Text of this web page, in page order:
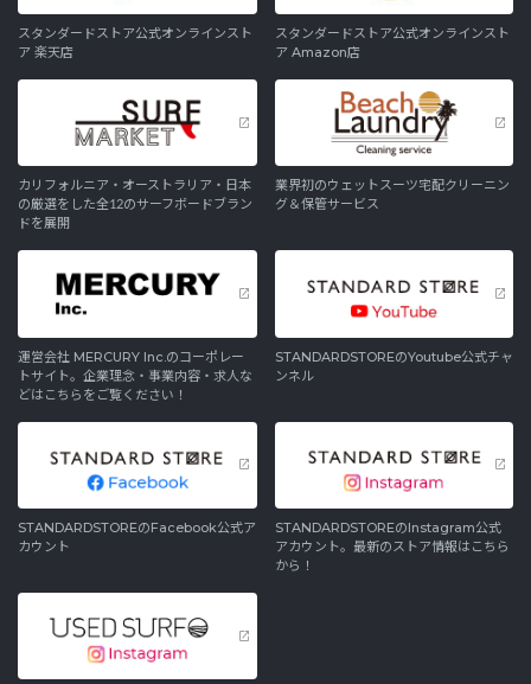
スタンダードストア公式オンラインスト
ア 楽天店
スタンダードストア公式オンラインスト
ア Amazon店
カリフォルニア・オーストラリア・日本
の厳選をした全12のサーフボードブラン
ドを展開
業界初のウェットスーツ宅配クリーニン
グ＆保管サービス
運営会社 MERCURY Inc.のコーポレー
トサイト。企業理念・事業内容・求人な
どはこちらをご覧ください！
STANDARDSTOREのYoutube公式チャ
ンネル
STANDARDSTOREのFacebook公式ア
カウント
STANDARDSTOREのInstagram公式
アカウント。最新のストア情報はこちら
から！